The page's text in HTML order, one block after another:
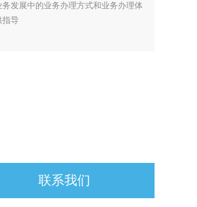
发展中的业务办理方式和业务办理体
指导
联系我们